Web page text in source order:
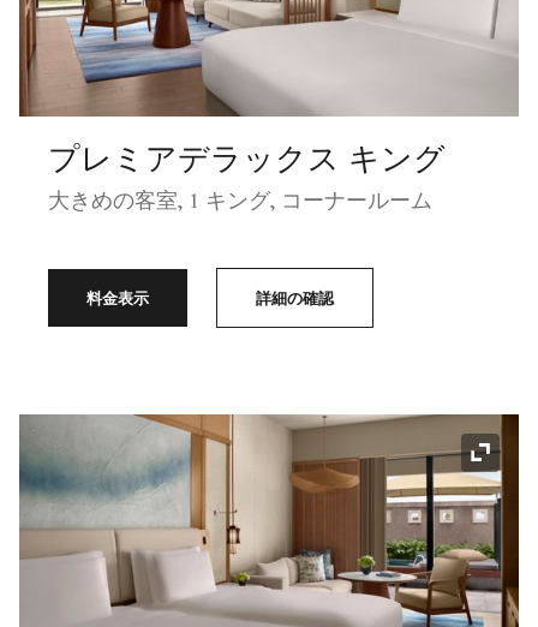
プレミアデラックス キング
大きめの客室, 1 キング, コーナールーム
料金表示 詳細の確認
アイ